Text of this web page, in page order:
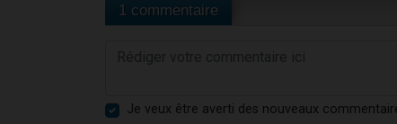
1 commentaire
Je veux être averti des nouveaux